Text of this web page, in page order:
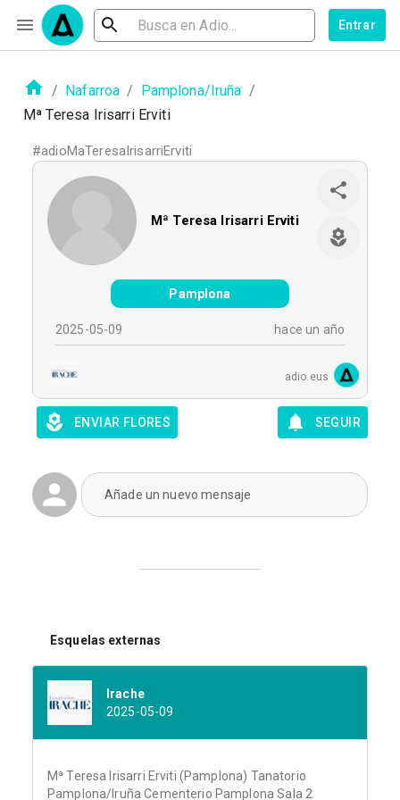
Entrar
/ Nafarroa / Pamplona/Iruña /
Mª Teresa Irisarri Erviti
#adioMaTeresaIrisarriErviti
Mª Teresa Irisarri Erviti
Pamplona
2025-05-09 hace un año
adio.eus
ENVIAR FLORES SEGUIR
Añade un nuevo mensaje
Esquelas externas
Irache
2025-05-09
Mª Teresa Irisarri Erviti (Pamplona) Tanatorio
Pamplona/Iruña Cementerio Pamplona Sala 2